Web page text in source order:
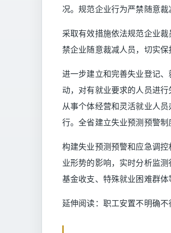
况。规范企业行为严禁随意裁
采取有效措施依法规范企业
禁企业随意裁减人员，切实
进一步建立和完善失业登记
动，对有就业要求的人员进
从事个体经营和灵活就业人
行。全省建立失业预测预警制
构建失业预测预警和应急调
业形势的影响，实时分析监
基金收支、特殊就业困难群
延伸阅读： 职工安置不明确不